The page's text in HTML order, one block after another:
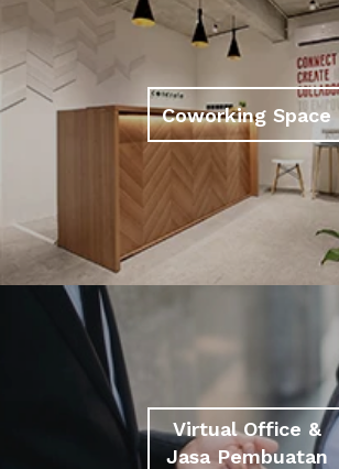
Coworking Space
Virtual Office &
Jasa Pembuatan